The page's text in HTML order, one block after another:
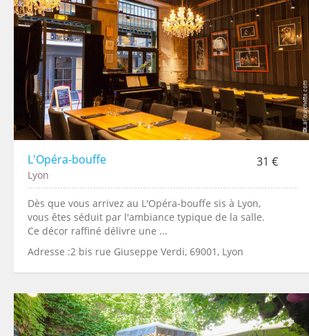
L'Opéra-bouffe 31 €
Lyon
Dès que vous arrivez au L'Opéra-bouffe sis à Lyon,
vous êtes séduit par l'ambiance typique de la salle.
Ce décor raffiné délivre une ...
Adresse :2 bis rue Giuseppe Verdi, 69001, Lyon